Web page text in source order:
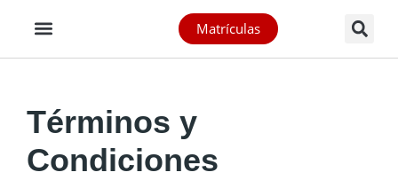
Matrículas
Términos y
Condiciones